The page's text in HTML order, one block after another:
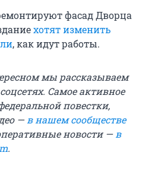
фасад Дворца
хотят изменить
, как идут работы.
мы рассказываем
Самое активное
повестки,
— в нашем сообществе
новости — в
.